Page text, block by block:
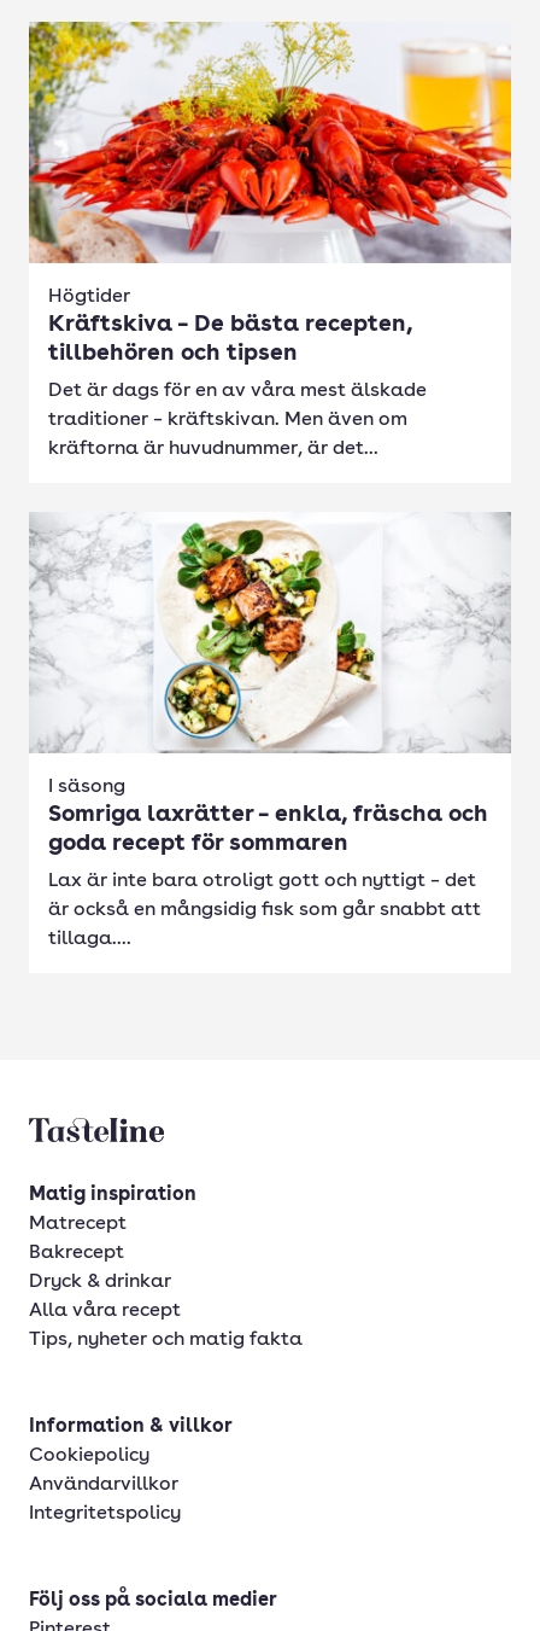
Högtider
Kräftskiva – De bästa recepten,
tillbehören och tipsen
Det är dags för en av våra mest älskade
traditioner – kräftskivan. Men även om
kräftorna är huvudnummer, är det...
I säsong
Somriga laxrätter – enkla, fräscha och
goda recept för sommaren
Lax är inte bara otroligt gott och nyttigt – det
är också en mångsidig fisk som går snabbt att
tillaga....
Tasteline startsida
Matig inspiration
Matrecept
Bakrecept
Dryck & drinkar
Alla våra recept
Tips, nyheter och matig fakta
Information & villkor
Cookiepolicy
Användarvillkor
Integritetspolicy
Följ oss på sociala medier